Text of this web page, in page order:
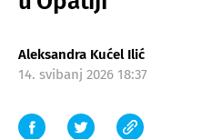
Aleksandra Kućel Ilić
14. svibanj 2026 18:37